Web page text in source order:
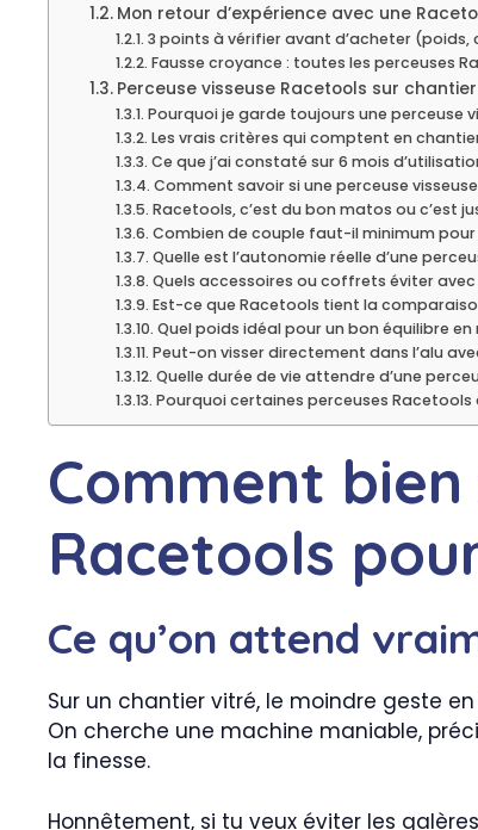
Mon retour d’expérience avec une
3 points à vérifier avant d’acheter
Fausse croyance : toutes les perceuses
Perceuse visseuse Racetools sur
Pourquoi je garde toujours une perceuse
Les vrais critères qui comptent en
Ce que j’ai constaté sur 6 mois
Comment savoir si une perceuse
Racetools, c’est du bon matos ou c’est
Combien de couple faut-il minimum pour
Quelle est l’autonomie réelle d’une
Quels accessoires ou coffrets éviter
Est-ce que Racetools tient la
Quel poids idéal pour un bon équilibre en
Peut-on visser directement dans l’alu
Quelle durée de vie attendre d’une
Pourquoi certaines perceuses Racetools
Comment
Racetools
Ce qu’on attend
Sur un chantier vitré, le moindre geste
On cherche une machine maniable,
la finesse.
Honnêtement, si tu veux éviter les